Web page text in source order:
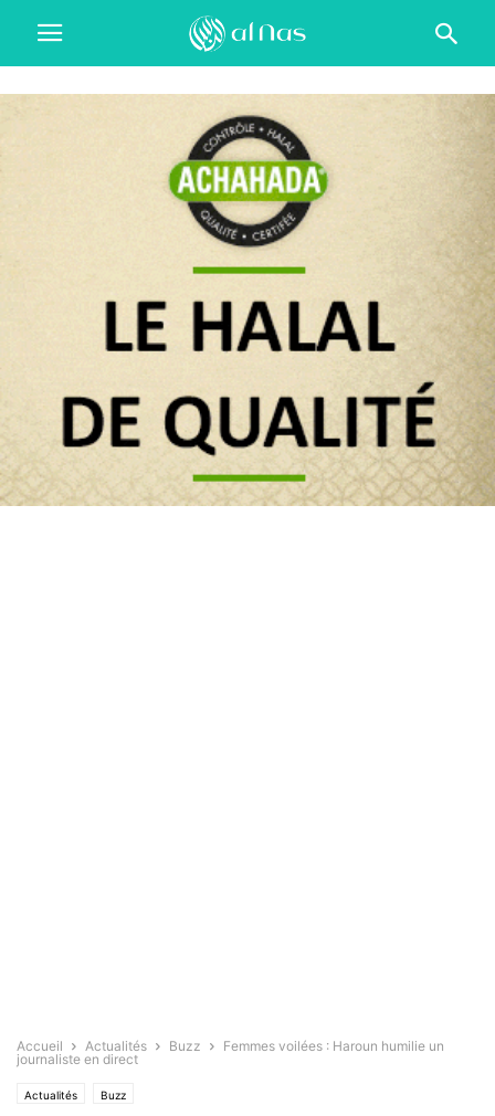
Accueil Actualités Buzz
Femmes voilées : Haroun humilie un
journaliste en direct
Actualités Buzz